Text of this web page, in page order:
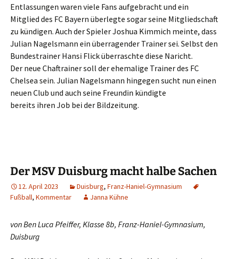
Entlassungen waren viele Fans aufgebracht und ein
Mitglied des FC Bayern überlegte sogar seine Mitgliedschaft
zu kündigen. Auch der Spieler Joshua Kimmich meinte, dass
Julian Nagelsmann ein überragender Trainer sei. Selbst den
Bundestrainer Hansi Flick überraschte diese Naricht.
Der neue Chaftrainer soll der ehemalige Trainer des FC
Chelsea sein. Julian Nagelsmann hingegen sucht nun einen
neuen Club und auch seine Freundin kündigte
bereits ihren Job bei der Bildzeitung.
Der MSV Duisburg macht halbe Sachen
12. April 2023 Duisburg, Franz-Haniel-Gymnasium
Fußball, Kommentar Janna Kühne
von Ben Luca Pfeiffer, Klasse 8b, Franz-Haniel-Gymnasium,
Duisburg